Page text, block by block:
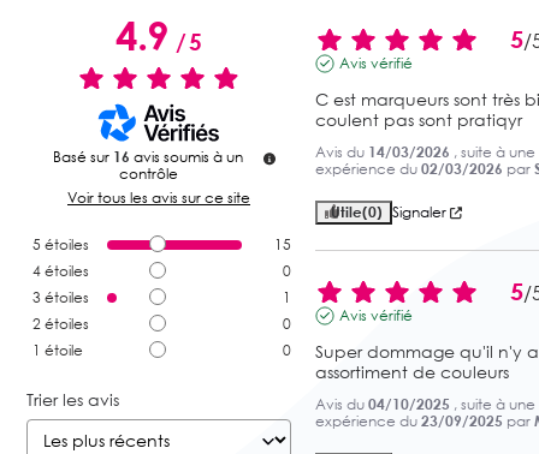
4.9/5
Basé sur 16 avis soumis à un
contrôle
Voir tous les avis sur ce site
5 étoiles
15
4 étoiles
0
3 étoiles
1
2 étoiles
0
1 étoile 0
Trier les avis
5/
Avis vérifié
C est marqueurs sont très
coulent pas sont pratiqyr
Avis du 14/03/2026 , suite à une
expérience du 02/03/2026 par
Utile(0) Signaler
5/
Avis vérifié
Super dommage qu'il n'y
assortiment de couleurs
Avis du 04/10/2025 , suite à une
expérience du 23/09/2025 par